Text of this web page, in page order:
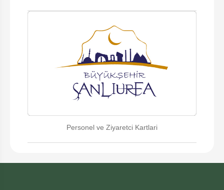
Personel ve Ziyaretci Kartlari